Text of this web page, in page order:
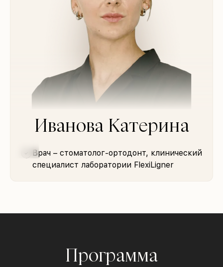
Иванова Катерина
Врач – стоматолог-ортодонт, клинический
специалист лаборатории FlexiLigner
Программа